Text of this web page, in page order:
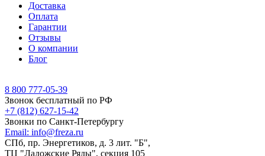
Доставка
Оплата
Гарантии
Отзывы
О компании
Блог
8 800 777-05-39
Звонок бесплатный по РФ
+7 (812) 627-15-42
Звонки по Санкт-Петербургу
Email: info@freza.ru
СПб, пр. Энергетиков, д. 3 лит. "Б",
ТЦ "Ладожские Ряды", секция 105